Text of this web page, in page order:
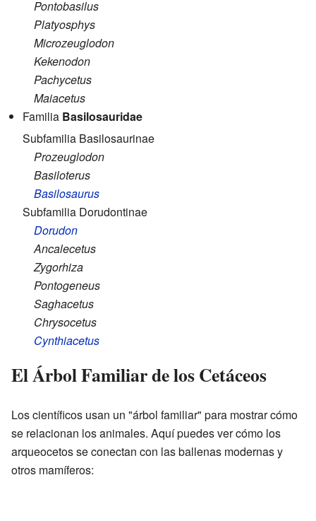
Pontobasilus
Platyosphys
Microzeuglodon
Kekenodon
Pachycetus
Maiacetus
Familia Basilosauridae
Subfamilia Basilosaurinae
Prozeuglodon
Basiloterus
Basilosaurus
Subfamilia Dorudontinae
Dorudon
Ancalecetus
Zygorhiza
Pontogeneus
Saghacetus
Chrysocetus
Cynthiacetus
El Árbol Familiar de los Cetáceos
Los científicos usan un "árbol familiar" para mostrar cómo
se relacionan los animales. Aquí puedes ver cómo los
arqueocetos se conectan con las ballenas modernas y
otros mamíferos: